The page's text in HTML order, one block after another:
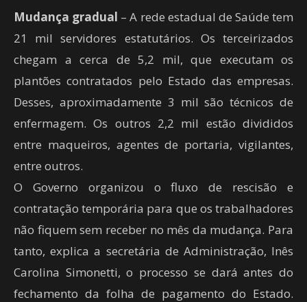
Mudança gradual – A rede estadual de Saúde tem
21 mil servidores estatutários. Os terceirizados
chegam a cerca de 5,2 mil, que executam os
plantões contratados pelo Estado das empresas.
Desses, aproximadamente 3 mil são técnicos de
enfermagem. Os outros 2,2 mil estão divididos
entre maqueiros, agentes de portaria, vigilantes,
entre outros.
O Governo organizou o fluxo de rescisão e
contratação temporária para que os trabalhadores
não fiquem sem receber no mês da mudança. Para
tanto, explica a secretária de Administração, Inês
Carolina Simonetti, o processo se dará antes do
fechamento da folha de pagamento do Estado.